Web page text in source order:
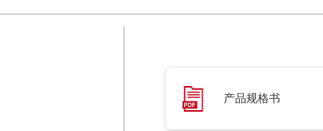
产品规格书